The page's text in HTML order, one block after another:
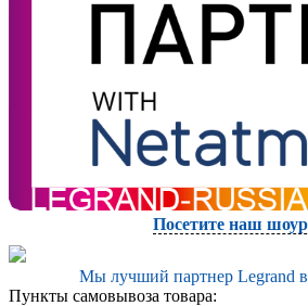
Посетите наш
Мы лучший партнер Legrand в
Пункты самовывоза товара: